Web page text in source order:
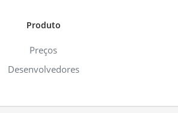
Produto
Preços
Desenvolvedores